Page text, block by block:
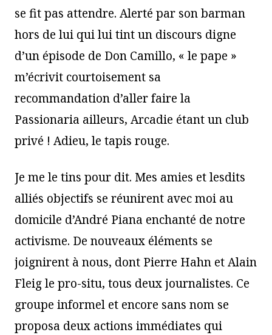
se fit pas attendre. Alerté par son barman
hors de lui qui lui tint un discours digne
d’un épisode de Don Camillo, « le pape »
m’écrivit courtoisement sa
recommandation d’aller faire la
Passionaria ailleurs, Arcadie étant un club
privé ! Adieu, le tapis rouge.
Je me le tins pour dit. Mes amies et lesdits
alliés objectifs se réunirent avec moi au
domicile d’André Piana enchanté de notre
activisme. De nouveaux éléments se
joignirent à nous, dont Pierre Hahn et Alain
Fleig le pro-situ, tous deux journalistes. Ce
groupe informel et encore sans nom se
proposa deux actions immédiates qui